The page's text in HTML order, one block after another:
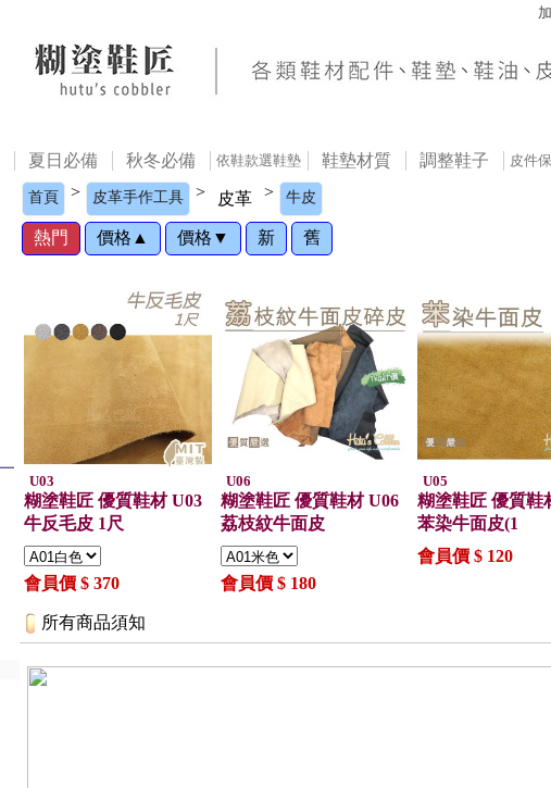
夏日必備 秋冬必備 依鞋款選鞋墊 鞋墊材質 調整鞋子 皮件
首頁 > 皮革手作工具 > 皮革 > 牛皮
熱門 價格▲ 價格▼ 新 舊
U03
糊塗鞋匠 優質鞋材 U03
牛反毛皮 1尺
會員價 $ 370
U06
糊塗鞋匠 優質鞋材 U06
荔枝紋牛面皮
會員價 $ 180
U05
糊塗鞋匠 優質鞋
苯染牛面皮(1
會員價 $ 120
所有商品須知